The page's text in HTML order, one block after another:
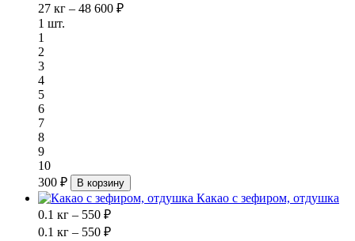
27 кг – 48 600 ₽
1 шт.
1
2
3
4
5
6
7
8
9
10
300 ₽
В корзину
Какао с зефиром, отдушка
0.1 кг – 550 ₽
0.1 кг – 550 ₽